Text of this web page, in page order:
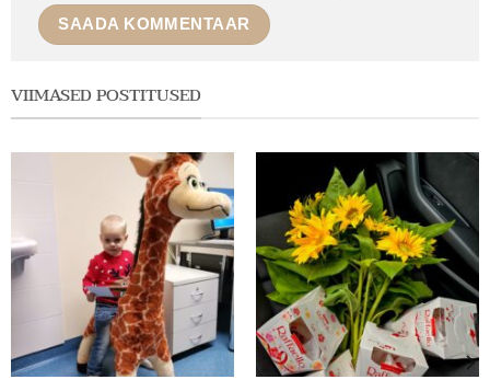
VIIMASED POSTITUSED